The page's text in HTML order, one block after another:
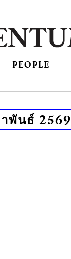
PEOPLE
พันธ์ 2569